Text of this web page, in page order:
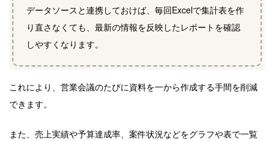
データソースと連携しておけば、毎回Excelで集計表を作
り直さなくても、最新の情報を反映したレポートを確認
しやすくなります。
これにより、営業会議のたびに資料を一から作成する手間を削減
できます。
また、売上実績や予算達成率、案件状況などをグラフや表で一覧